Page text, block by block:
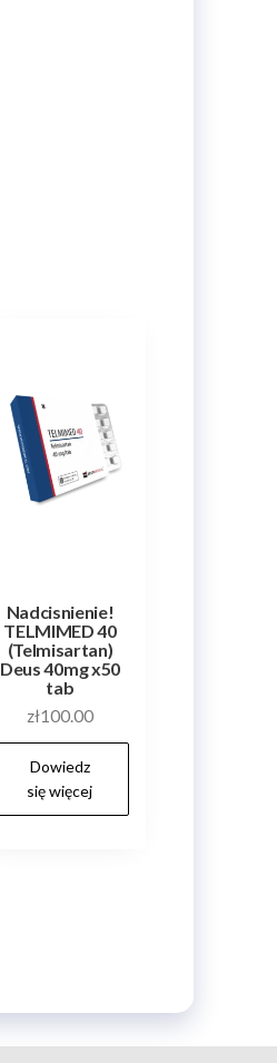
Nadcisnienie!
TELMIMED 40
(Telmisartan)
Deus 40mg x50
tab
zł100.00
Dowiedz
się więcej